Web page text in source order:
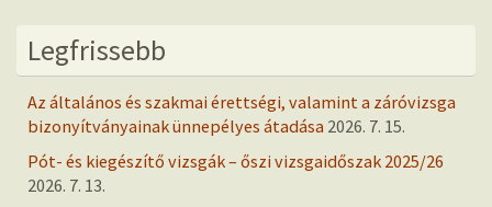
Legfrissebb
Az általános és szakmai érettségi, valamint a záróvizsga
bizonyítványainak ünnepélyes átadása 2026. 7. 15.
Pót- és kiegészítő vizsgák – őszi vizsgaidőszak 2025/26
2026. 7. 13.